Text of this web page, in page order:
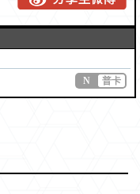
N 普卡